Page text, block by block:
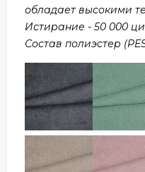
обладает высокими
Истирание - 50 000
Состав полиэстер